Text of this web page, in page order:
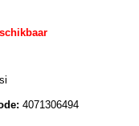
4071306494